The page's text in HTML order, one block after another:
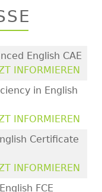
English CAE
INFORMIEREN
in English
INFORMIEREN
Certificate
INFORMIEREN
FCE